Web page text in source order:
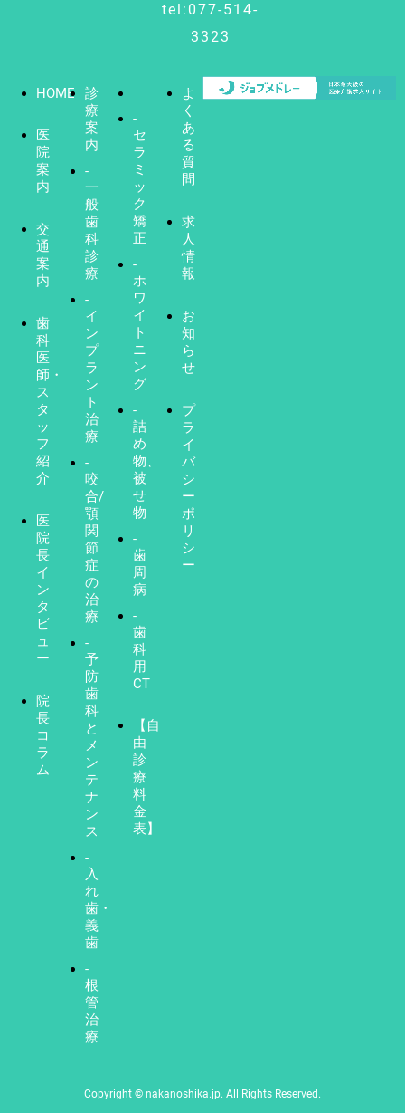
tel:077-514-
3323
HOME
医
院
案
内
交
通
案
内
歯
科
医
師・
ス
タ
ッ
フ
紹
介
医
院
長
イ
ン
タ
ビ
ュ
ー
院
長
コ
ラ
ム
診
療
案
内
-
一
般
歯
科
診
療
-
イ
ン
プ
ラ
ン
ト
治
療
-
咬
合/
顎
関
節
症
の
治
療
-
予
防
歯
科
と
メ
ン
テ
ナ
ン
ス
-
入
れ
歯・
義
歯
-
根
管
治
療
-
セ
ラ
ミ
ッ
ク
矯
正
-
ホ
ワ
イ
ト
ニ
ン
グ
-
詰
め
物、
被
せ
物
-
歯
周
病
-
歯
科
用
CT
【自
由
診
療
料
金
表】
よ
く
あ
る
質
問
求
人
情
報
お
知
ら
せ
プ
ラ
イ
バ
シ
ー
ポ
リ
シ
ー
Copyright © nakanoshika.jp. All Rights Reserved.